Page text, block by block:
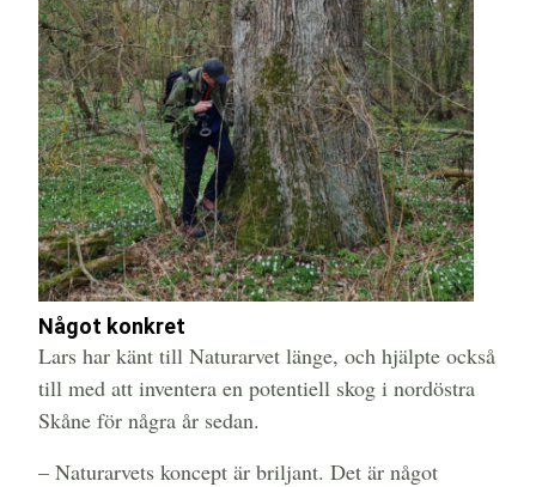
Något konkret
Lars har känt till Naturarvet länge, och hjälpte också
till med att inventera en potentiell skog i nordöstra
Skåne för några år sedan.
– Naturarvets koncept är briljant. Det är något